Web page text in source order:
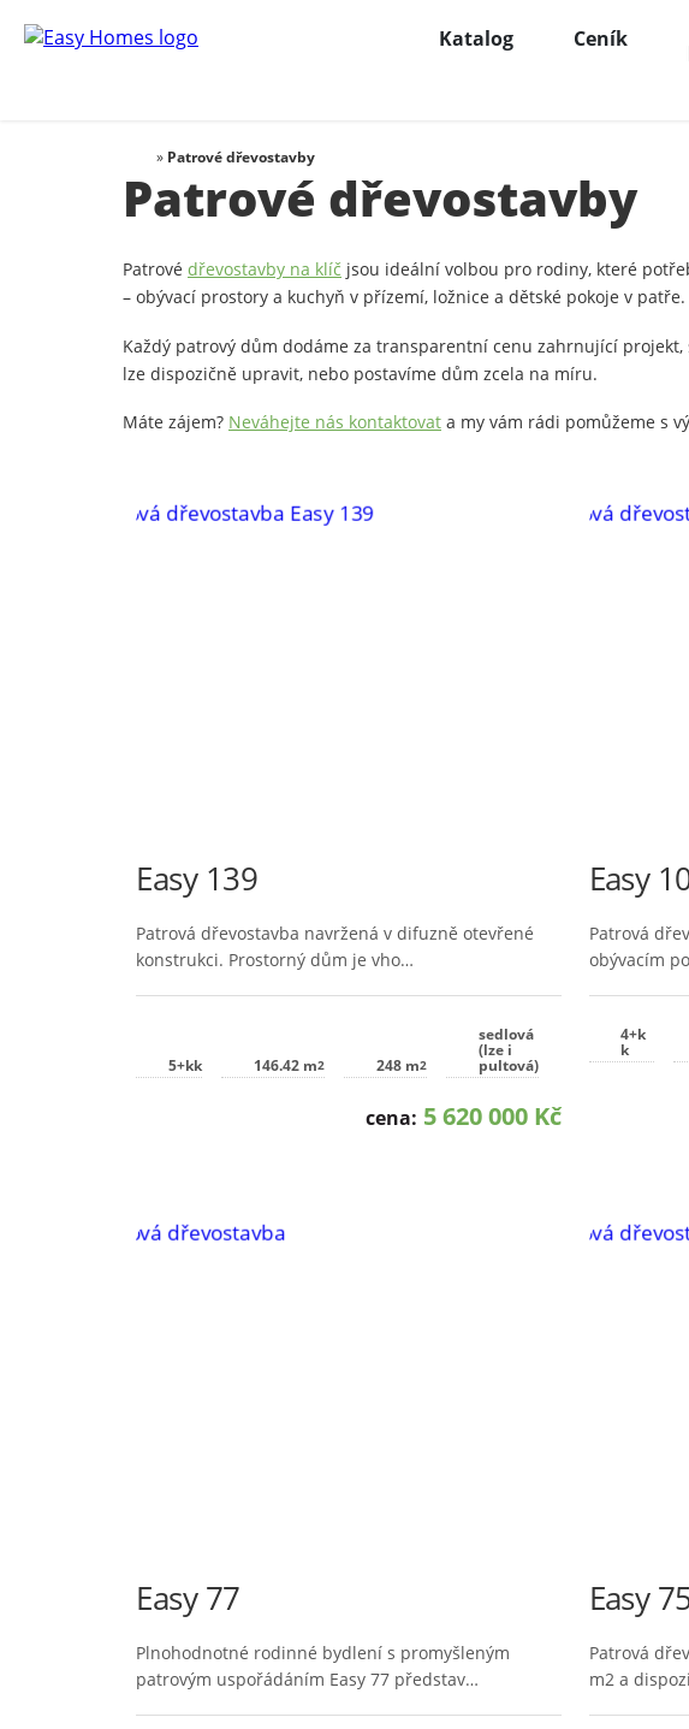
Katalog Ceník
» Patrové dřevostavby
Patrové dřevostavby
Patrové dřevostavby na klíč jsou ideální volbou pro rodiny, které
– obývací prostory a kuchyň v přízemí, ložnice a dětské pokoje v patře.
Každý patrový dům dodáme za transparentní cenu zahrnující
lze dispozičně upravit, nebo postavíme dům zcela na míru.
Máte zájem? Neváhejte nás kontaktovat a my vám rádi pomůžeme s
Easy 139
Patrová dřevostavba navržená v difuzně otevřené
konstrukci. Prostorný dům je vho…
5+kk 146.42 m2 248 m2
sedlová
(lze i
pultová)
cena: 5 620 000 Kč
Easy
Patrová
obývacím
4+k
k
Easy 77
Plnohodnotné rodinné bydlení s promyšleným
patrovým uspořádáním Easy 77 představ…
Easy
Patrová
m2 a